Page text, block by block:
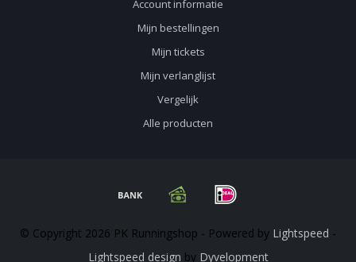
Account informatie
Mijn bestellingen
Mijn tickets
Mijn verlanglijst
Vergelijk
Alle producten
© Copyright 2026 PK Runningshop - Powered by Lightspeed -
Lightspeed design by Dyvelopment